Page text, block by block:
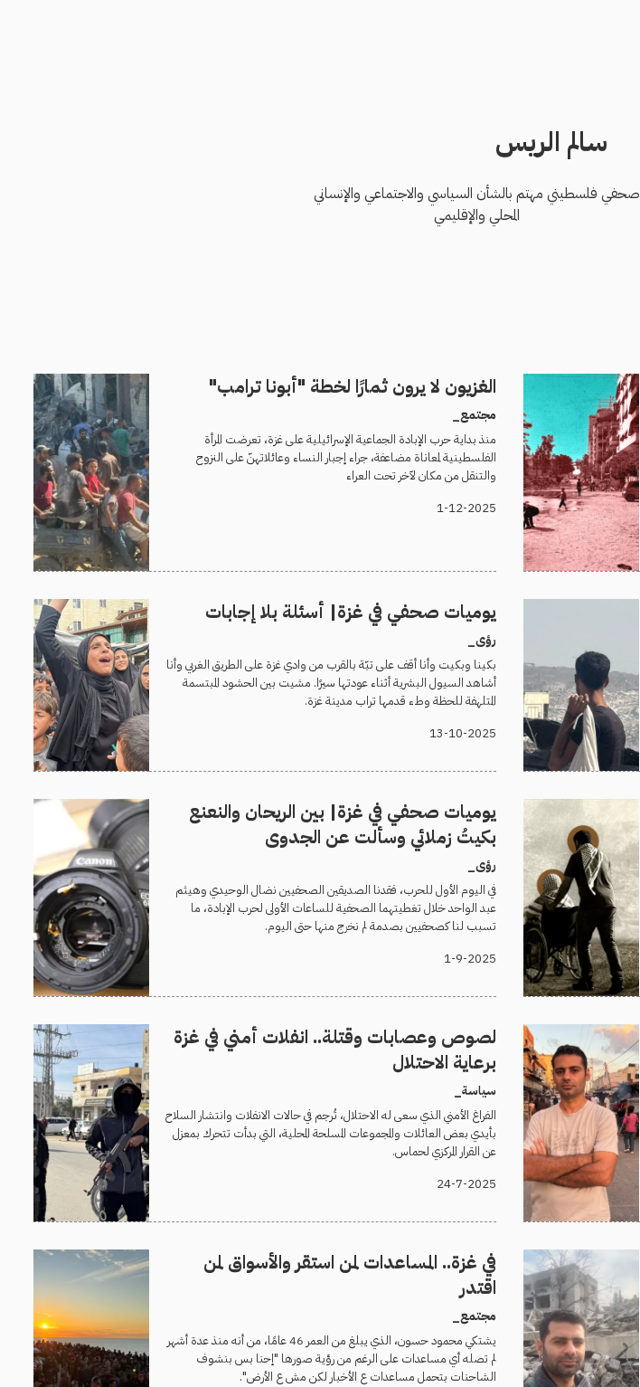
سالم الريس
صحفي فلسطيني مهتم بالشأن السياسي والاجتماعي والإنساني
المحلي والإقليمي
الغزيون لا يرون ثمارًا لخطة "أبونا ترامب"
مجتمع_
منذ بداية حرب الإبادة الجماعية الإسرائيلية على غزة، تعرضت المرأة
الفلسطينية لمعاناة مضاعفة، جراء إجبار النساء وعائلاتهنّ على النزوح
والتنقل من مكان لآخر تحت العراء
1-12-2025
يوميات صحفي في غزة| أسئلة بلا إجابات
رؤى_
بكينا وبكيت وأنا أقف على تبّة بالقرب من وادي غزة على الطريق الغربي وأنا
أشاهد السيول البشرية أثناء عودتها سيرًا. مشيت بين الحشود المبتسمة
المتلهفة للحظة وطء قدمها تراب مدينة غزة.
13-10-2025
يوميات صحفي في غزة| بين الريحان والنعنع
بكيتُ زملائي وسألت عن الجدوى
رؤى_
في اليوم الأول للحرب، فقدنا الصديقين الصحفيين نضال الوحيدي وهيثم
عبد الواحد خلال تغطيتهما الصحفية للساعات الأولى لحرب الإبادة، ما
تسبب لنا كصحفيين بصدمة لم نخرج منها حتى اليوم.
1-9-2025
لصوص وعصابات وقتلة.. انفلات أمني في غزة
برعاية الاحتلال
سياسة_
الفراغ الأمني الذي سعى له الاحتلال، تُرجم في حالات الانفلات وانتشار السلاح
بأيدي بعض العائلات والمجموعات المسلحة المحلية، التي بدأت تتحرك بمعزل
عن القرار المركزي لحماس.
24-7-2025
في غزة.. المساعدات لمن استقر والأسواق لمن
اقتدر
مجتمع_
يشتكي محمود حسون، الذي يبلغ من العمر 46 عامًا، من أنه منذ عدة أشهر
لم تصله أي مساعدات على الرغم من رؤية صورها "إحنا بس بنشوف
الشاحنات بتحمل مساعدات ع الأخبار لكن مش ع الأرض".